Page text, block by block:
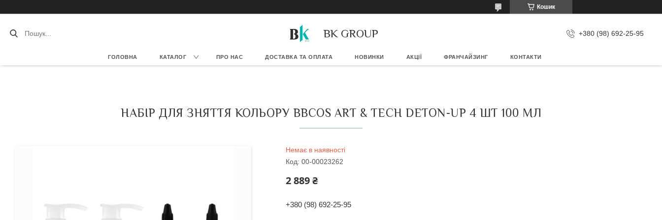
Кошик
BK GROUP +380 (98) 692-25-95
ГОЛОВНА КАТАЛОГ ПРО НАС ДОСТАВКА ТА ОПЛАТА НОВИНКИ АКЦІЇ ФРАНЧАЙЗИНГ КОНТАКТИ
НАБІР ДЛЯ ЗНЯТТЯ КОЛЬОРУ BBCOS ART & TECH DETON-UP 4 ШТ 100 МЛ
Немає в наявності
Код: 00-00023262
2 889 ₴
+380 (98) 692-25-95